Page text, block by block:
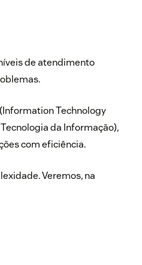
de atendimento
Technology
da Informação),
com eficiência.
Veremos, na